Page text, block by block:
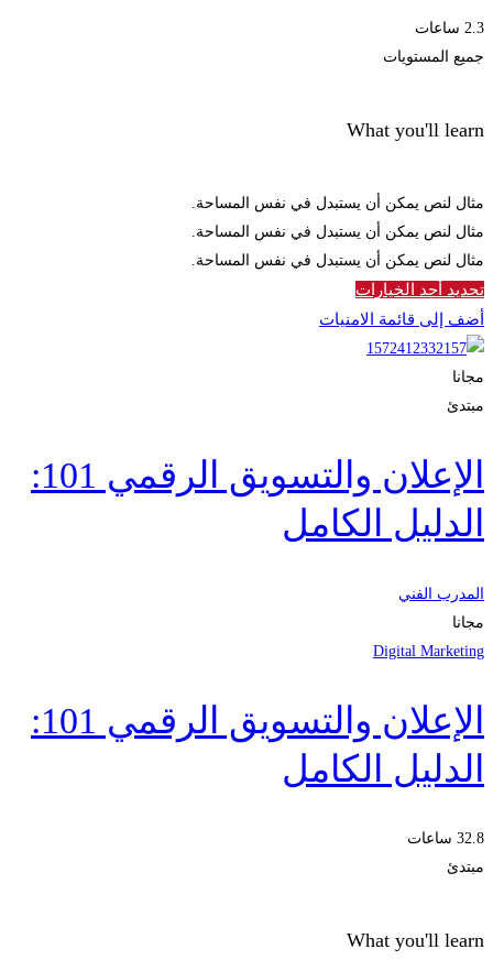
2.3 ساعات
جميع المستويات
What you'll learn
مثال لنص يمكن أن يستبدل في نفس المساحة.
مثال لنص يمكن أن يستبدل في نفس المساحة.
مثال لنص يمكن أن يستبدل في نفس المساحة.
تحديد أحد الخيارات
أضف إلى قائمة الامنيات
مجانا
مبتدئ
الإعلان والتسويق الرقمي 101:
الدليل الكامل
المدرب الفني
مجانا
Digital Marketing
الإعلان والتسويق الرقمي 101:
الدليل الكامل
32.8 ساعات
مبتدئ
What you'll learn